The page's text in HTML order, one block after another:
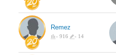
Remez
- 916 - 14